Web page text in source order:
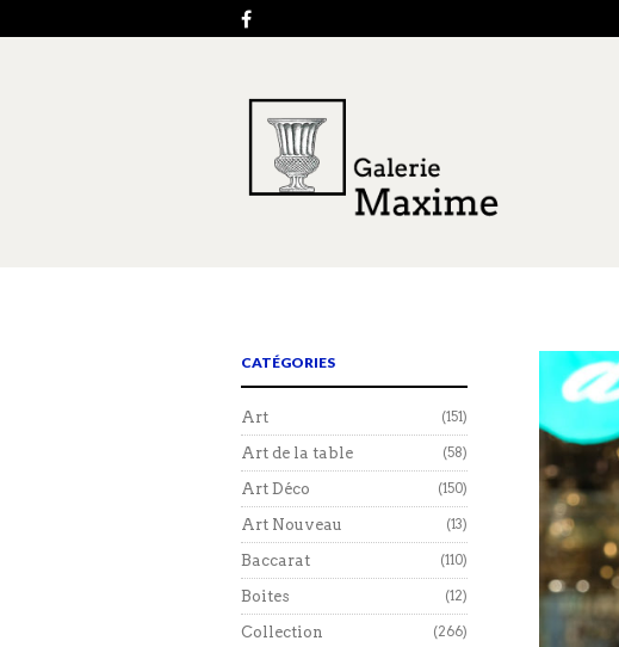
CATÉGORIES
Art (151)
Art de la table (58)
Art Déco (150)
Art Nouveau (13)
Baccarat (110)
Boites (12)
Collection (266)